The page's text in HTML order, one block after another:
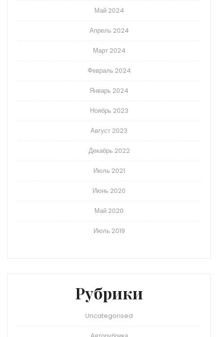
Май 2024
Апрель 2024
Март 2024
Февраль 2024
Январь 2024
Ноябрь 2023
Август 2023
Декабрь 2022
Июль 2021
Июнь 2020
Май 2020
Июль 2019
Рубрики
Uncategorised